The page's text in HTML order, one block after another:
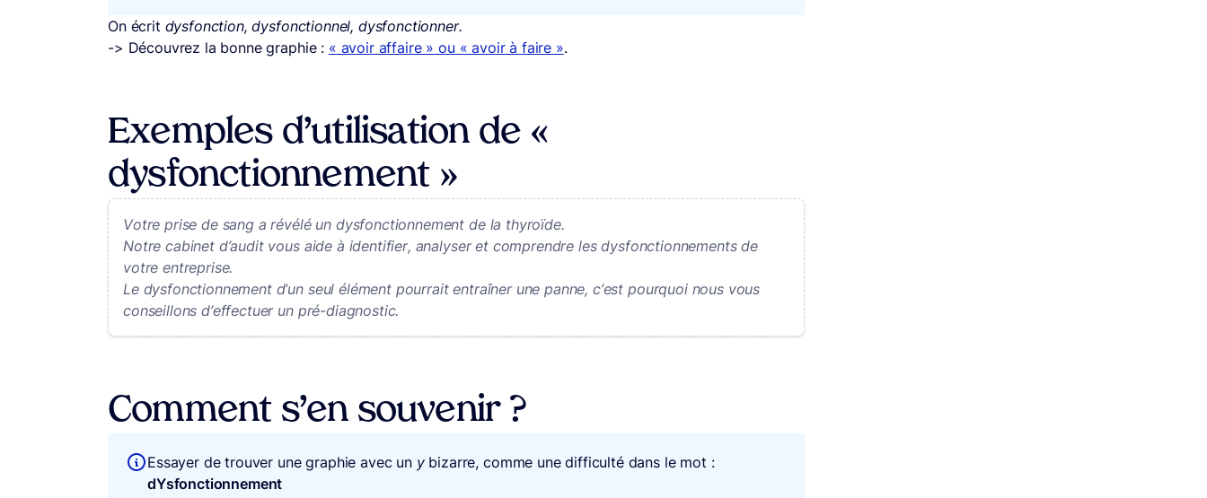
On écrit dysfonction, dysfonctionnel, dysfonctionner.
-> Découvrez la bonne graphie : « avoir affaire » ou « avoir à faire ».
Exemples d’utilisation de «
dysfonctionnement »
Votre prise de sang a révélé un dysfonctionnement de la thyroïde.
Notre cabinet d’audit vous aide à identifier, analyser et comprendre les dysfonctionnements de
votre entreprise.
Le dysfonctionnement d’un seul élément pourrait entraîner une panne, c’est pourquoi nous vous
conseillons d’effectuer un pré-diagnostic.
Comment s’en souvenir ?
Essayer de trouver une graphie avec un y bizarre, comme une difficulté dans le mot :
dYsfonctionnement